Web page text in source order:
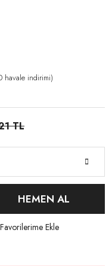
havale indirimi)
TL
HEMEN AL